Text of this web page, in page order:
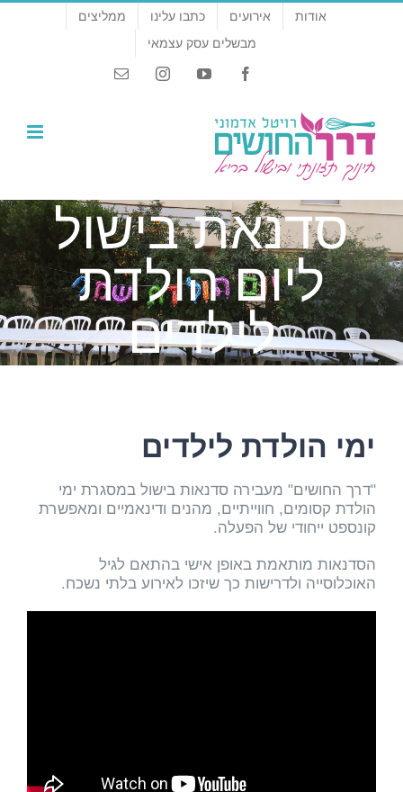
דלג
אודות אירועים כתבו עלינו
ממליצים
מבשלים עסק עצמאי
Facebook
YouTube
Instagram
Email
סדנאת בישול
ליום הולדת
לילדים
ימי הולדת לילדים
"דרך החושים" מעבירה סדנאות בישול במסגרת ימי
הולדת קסומים, חווייתיים, מהנים ודינאמיים ומאפשרת
קונספט ייחודי של הפעלה.
הסדנאות מותאמת באופן אישי בהתאם לגיל
האוכלוסייה ולדרישות כך שיזכו לאירוע בלתי נשכח.